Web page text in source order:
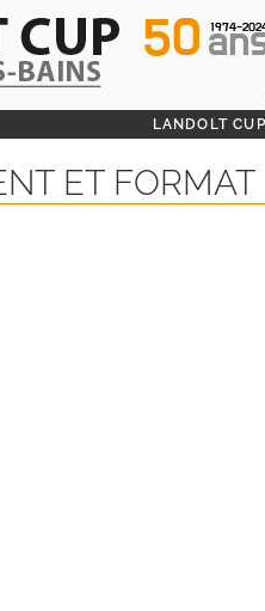
50 1974-
LANDOLT
ET FORMAT